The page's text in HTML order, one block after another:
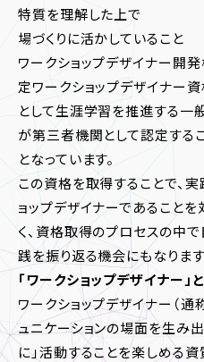
特質を理解した上で
場づくりに活かしていること
ワークショップデザイナー開
定ワークショップデザイナー
として生涯学習を推進する
が第三者機関として認定する
となっています。
この資格を取得することで、
ョップデザイナーであること
く、資格取得のプロセスの中
践を振り返る機会にもなります
「ワークショップデザイナー」
ワークショップデザイナー（通
ュニケーションの場面を生み
に」活動することを楽しめる